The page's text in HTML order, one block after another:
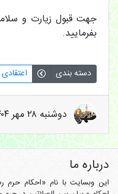
جهت قبول زیارت و
بفرمایید.
اعتقادی دسته بندی
دوشنبه ۲۸ مهر ۱۴۰۴ ـــ بعد از نماز ظهر
درباره ما
این وبسایت با نام «احکام